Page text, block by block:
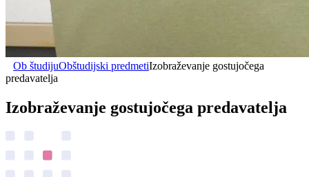
Ob študijuObštudijski predmetiIzobraževanje gostujočega
predavatelja
Izobraževanje gostujočega predavatelja